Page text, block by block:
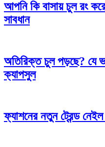
আপনি কি বাসায় চুল রং
সাবধান
অতিরিক্ত চুল পড়ছে? যে
ক্যাপসুল
ফ্যাশনের নতুন ট্রেন্ড